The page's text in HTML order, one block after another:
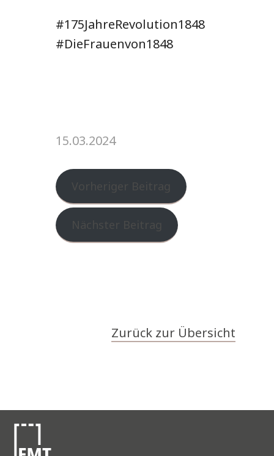
#175JahreRevolution1848
#DieFrauenvon1848
15.03.2024
Vorheriger Beitrag
Nächster Beitrag
Zurück zur Übersicht